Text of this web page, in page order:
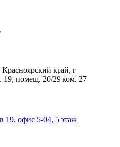
Красноярский край, г
19, помещ. 20/29 ком. 27
19, офис 5-04, 5 этаж